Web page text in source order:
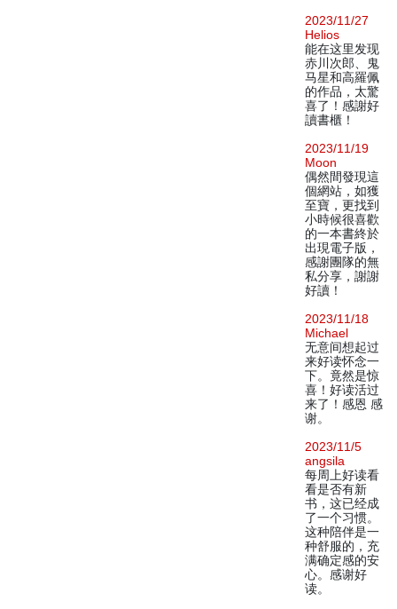
2023/11/27
Helios
能在这里发现
赤川次郎、鬼
马星和高羅佩
的作品，太驚
喜了！感謝好
讀書櫃！
2023/11/19
Moon
偶然間發現這
個網站，如獲
至寶，更找到
小時候很喜歡
的一本書終於
出現電子版，
感謝團隊的無
私分享，謝謝
好讀！
2023/11/18
Michael
无意间想起过
来好读怀念一
下。竟然是惊
喜！好读活过
来了！感恩 感
谢。
2023/11/5
angsila
每周上好读看
看是否有新
书，这已经成
了一个习惯。
这种陪伴是一
种舒服的，充
满确定感的安
心。感谢好
读。